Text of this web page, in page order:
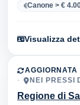
Canone > €
Visualizza
NEI PRESSI
Regione di